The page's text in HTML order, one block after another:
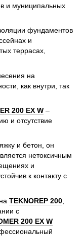
и муниципальных
фундаментов
и
террасах,
на
как внутри, так
200 EX W –
и отсутствие
и бетон, он
нетоксичным
и
к контакту с
TEKNOREP 200
с
200 EX W